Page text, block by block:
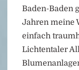
Baden-Baden
Jahren meine
einfach
Lichtentaler